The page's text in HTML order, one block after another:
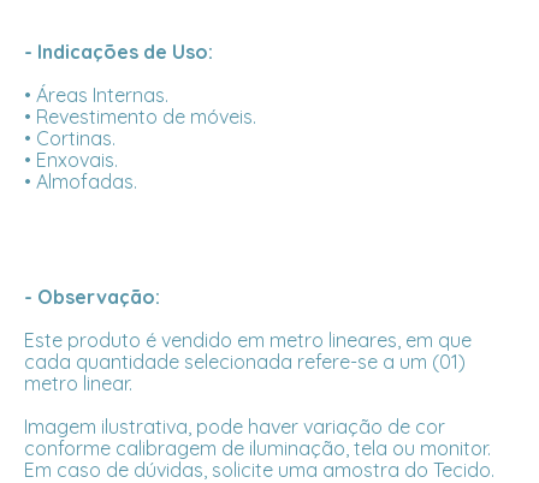
- Indicações de Uso:
• Áreas Internas.
• Revestimento de móveis.
• Cortinas.
• Enxovais.
• Almofadas.
- Observação:
Este produto é vendido em metro lineares, em que
cada quantidade selecionada refere-se a um (01)
metro linear.
Imagem ilustrativa, pode haver variação de cor
conforme calibragem de iluminação, tela ou monitor.
Em caso de dúvidas, solicite uma amostra do Tecido.